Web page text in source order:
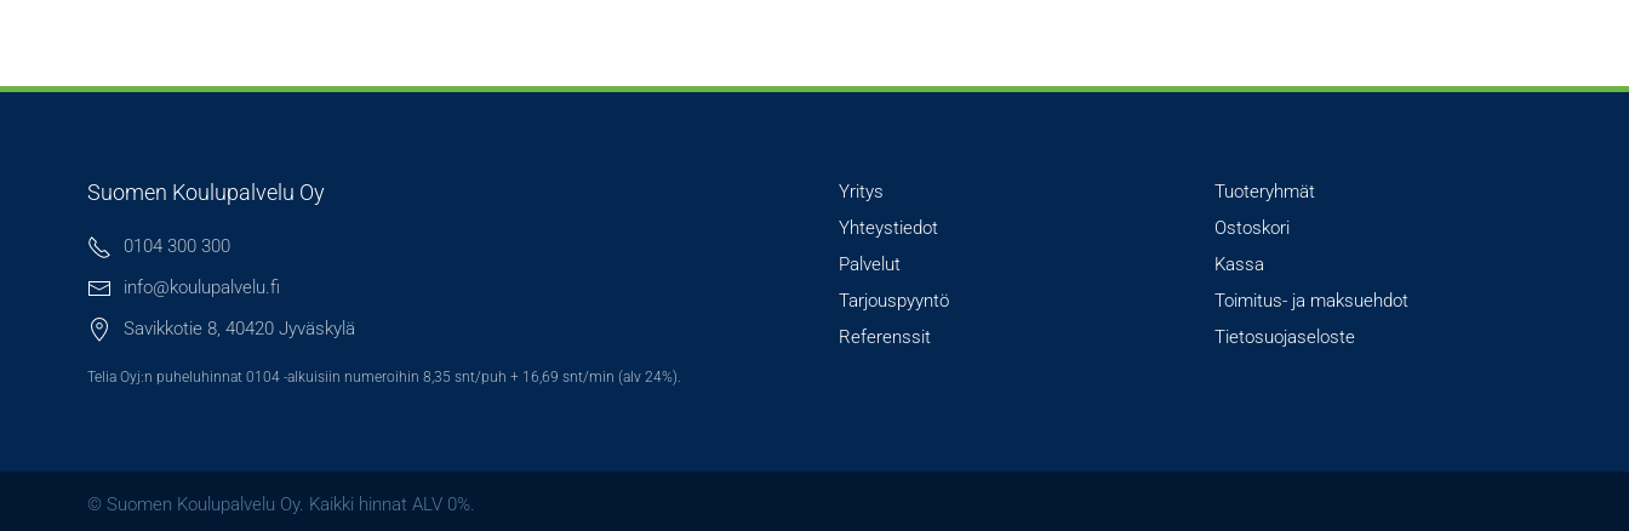
Suomen Koulupalvelu Oy
0104 300 300
info@koulupalvelu.fi
Savikkotie 8, 40420 Jyväskylä
Telia Oyj:n puheluhinnat 0104 -alkuisiin numeroihin 8,35 snt/puh + 16,69 snt/min (alv 24%).
Yritys
Yhteystiedot
Palvelut
Tarjouspyyntö
Referenssit
Tuoteryhmät
Ostoskori
Kassa
Toimitus- ja maksuehdot
Tietosuojaseloste
© Suomen Koulupalvelu Oy. Kaikki hinnat ALV 0%.